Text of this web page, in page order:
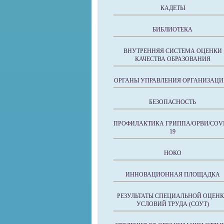
КАДЕТЫ
БИБЛИОТЕКА
ВНУТРЕННЯЯ СИСТЕМА ОЦЕНКИ
КАЧЕСТВА ОБРАЗОВАНИЯ
ОРГАНЫ УПРАВЛЕНИЯ
БЕЗОПАСНОСТЬ
ПРОФИЛАКТИКА ГРИППА/ОРВИ/
19
НОКО
ИННОВАЦИОННАЯ ПЛОЩАДКА
РЕЗУЛЬТАТЫ СПЕЦИАЛЬНОЙ
УСЛОВИЙ ТРУДА (СОУТ)